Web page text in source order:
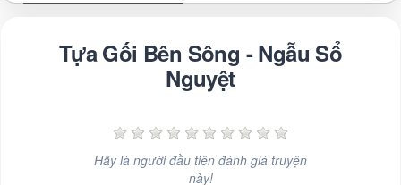
Tựa Gối Bên Sông - Ngẫu Sổ
Nguyệt
Hãy là người đầu tiên đánh giá truyện
này!